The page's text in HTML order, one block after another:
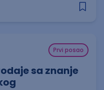
Prvi posao
sa znanje